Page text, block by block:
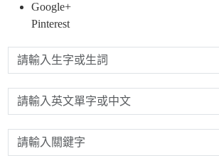
Google+
Pinterest
請輸入生字或生詞
請輸入英文單字或中文
請輸入關鍵字